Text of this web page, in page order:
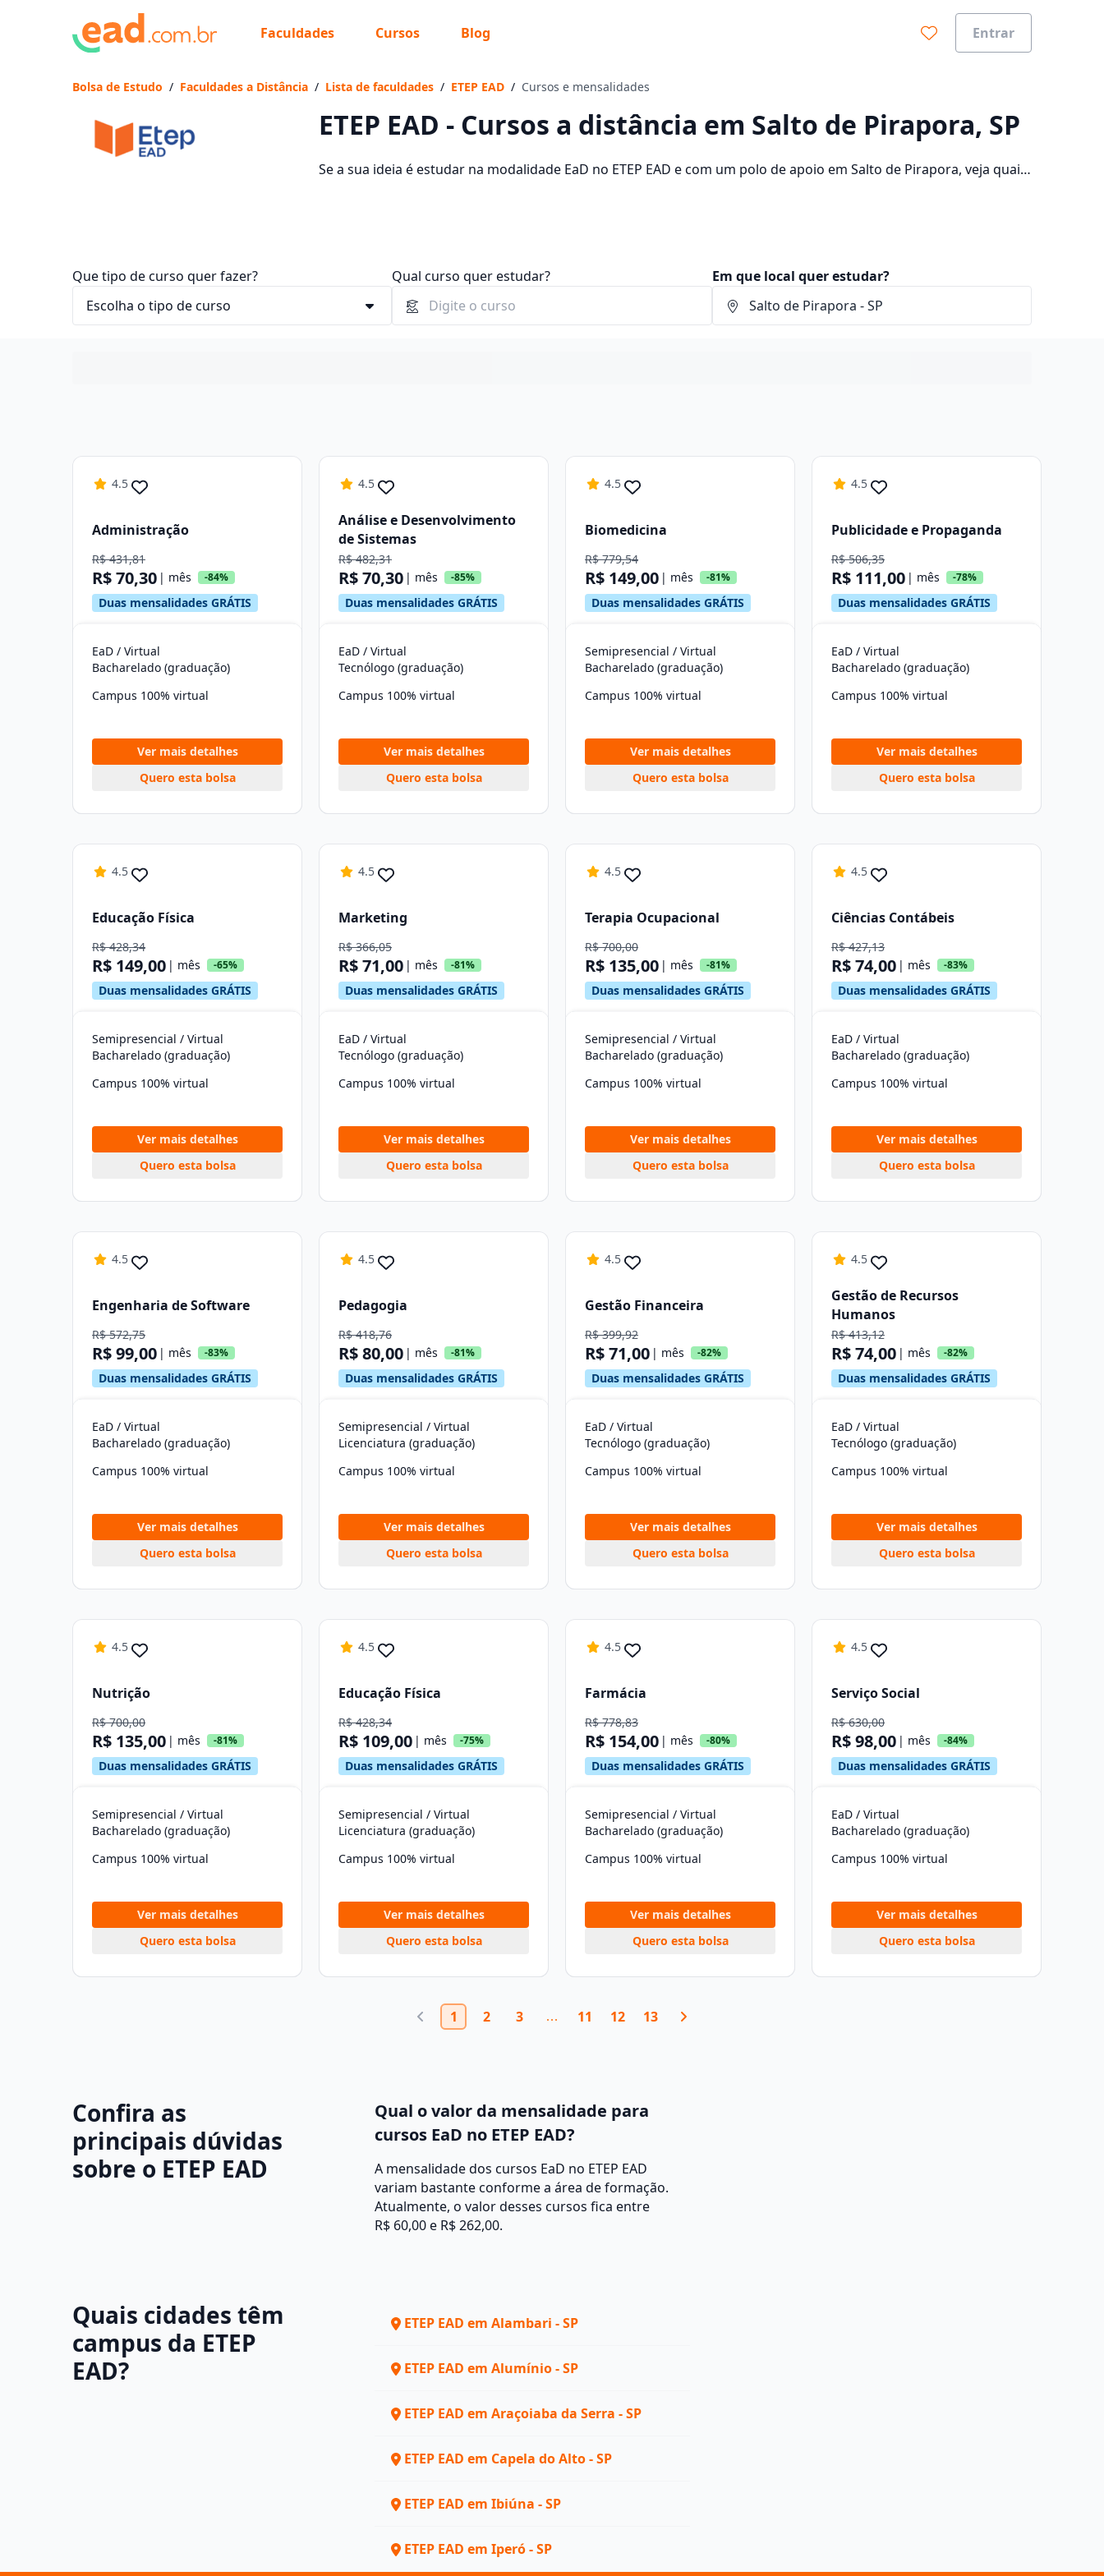
Faculdades Cursos Blog Entrar
Vamos te guiar no caminho ideal para seus estudos
Ainda não sei
Continuar
Bolsa de Estudo / Faculdades a Distância / Lista de faculdades / ETEP EAD / Cursos e mensalidades
ETEP EAD - Cursos a distância em Salto de Pirapora, SP
Se a sua ideia é estudar na modalidade EaD no ETEP EAD e com um polo de apoio em Salto de Pirapora, veja quais
Que tipo de curso quer fazer? Qual curso quer estudar? Em que local quer estudar?
4.5
Administração
R$ 431,81
R$ 70,30 | mês -84%
Duas mensalidades GRÁTIS
EaD / Virtual
Bacharelado (graduação)
Campus 100% virtual
Ver mais detalhes
Quero esta bolsa
4.5
Análise e Desenvolvimento
de Sistemas
R$ 482,31
R$ 70,30 | mês -85%
Duas mensalidades GRÁTIS
EaD / Virtual
Tecnólogo (graduação)
Campus 100% virtual
Ver mais detalhes
Quero esta bolsa
4.5
Biomedicina
R$ 779,54
R$ 149,00 | mês -81%
Duas mensalidades GRÁTIS
Semipresencial / Virtual
Bacharelado (graduação)
Campus 100% virtual
Ver mais detalhes
Quero esta bolsa
4.5
Publicidade e Propaganda
R$ 506,35
R$ 111,00 | mês -78%
Duas mensalidades GRÁTIS
EaD / Virtual
Bacharelado (graduação)
Campus 100% virtual
Ver mais detalhes
Quero esta bolsa
4.5
Educação Física
R$ 428,34
R$ 149,00 | mês -65%
Duas mensalidades GRÁTIS
Semipresencial / Virtual
Bacharelado (graduação)
Campus 100% virtual
Ver mais detalhes
Quero esta bolsa
4.5
Marketing
R$ 366,05
R$ 71,00 | mês -81%
Duas mensalidades GRÁTIS
EaD / Virtual
Tecnólogo (graduação)
Campus 100% virtual
Ver mais detalhes
Quero esta bolsa
4.5
Terapia Ocupacional
R$ 700,00
R$ 135,00 | mês -81%
Duas mensalidades GRÁTIS
Semipresencial / Virtual
Bacharelado (graduação)
Campus 100% virtual
Ver mais detalhes
Quero esta bolsa
4.5
Ciências Contábeis
R$ 427,13
R$ 74,00 | mês -83%
Duas mensalidades GRÁTIS
EaD / Virtual
Bacharelado (graduação)
Campus 100% virtual
Ver mais detalhes
Quero esta bolsa
4.5
Engenharia de Software
R$ 572,75
R$ 99,00 | mês -83%
Duas mensalidades GRÁTIS
EaD / Virtual
Bacharelado (graduação)
Campus 100% virtual
Ver mais detalhes
Quero esta bolsa
4.5
Pedagogia
R$ 418,76
R$ 80,00 | mês -81%
Duas mensalidades GRÁTIS
Semipresencial / Virtual
Licenciatura (graduação)
Campus 100% virtual
Ver mais detalhes
Quero esta bolsa
4.5
Gestão Financeira
R$ 399,92
R$ 71,00 | mês -82%
Duas mensalidades GRÁTIS
EaD / Virtual
Tecnólogo (graduação)
Campus 100% virtual
Ver mais detalhes
Quero esta bolsa
4.5
Gestão de Recursos
Humanos
R$ 413,12
R$ 74,00 | mês -82%
Duas mensalidades GRÁTIS
EaD / Virtual
Tecnólogo (graduação)
Campus 100% virtual
Ver mais detalhes
Quero esta bolsa
4.5
Nutrição
R$ 700,00
R$ 135,00 | mês -81%
Duas mensalidades GRÁTIS
Semipresencial / Virtual
Bacharelado (graduação)
Campus 100% virtual
Ver mais detalhes
Quero esta bolsa
4.5
Educação Física
R$ 428,34
R$ 109,00 | mês -75%
Duas mensalidades GRÁTIS
Semipresencial / Virtual
Licenciatura (graduação)
Campus 100% virtual
Ver mais detalhes
Quero esta bolsa
4.5
Farmácia
R$ 778,83
R$ 154,00 | mês -80%
Duas mensalidades GRÁTIS
Semipresencial / Virtual
Bacharelado (graduação)
Campus 100% virtual
Ver mais detalhes
Quero esta bolsa
4.5
Serviço Social
R$ 630,00
R$ 98,00 | mês -84%
Duas mensalidades GRÁTIS
EaD / Virtual
Bacharelado (graduação)
Campus 100% virtual
Ver mais detalhes
Quero esta bolsa
1 2 3 11 12 13
Confira as
principais dúvidas
sobre o ETEP EAD
Qual o valor da mensalidade para
cursos EaD no ETEP EAD?
A mensalidade dos cursos EaD no ETEP EAD
variam bastante conforme a área de formação.
Atualmente, o valor desses cursos fica entre
R$ 60,00 e R$ 262,00.
Quais cidades têm
campus da ETEP
EAD?
ETEP EAD em Alambari - SP
ETEP EAD em Alumínio - SP
ETEP EAD em Araçoiaba da Serra - SP
ETEP EAD em Capela do Alto - SP
ETEP EAD em Ibiúna - SP
ETEP EAD em Iperó - SP